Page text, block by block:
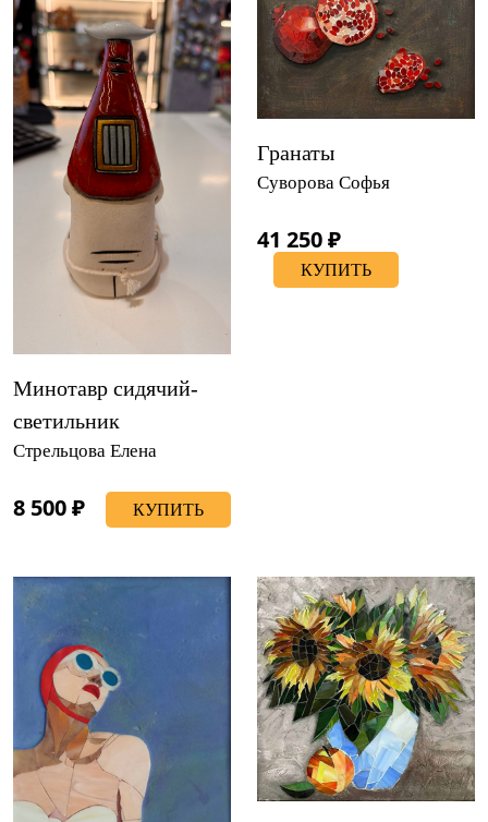
Минотавр сидячий-
светильник
Стрельцова Елена
8 500 ₽ КУПИТЬ
Гранаты
Суворова Софья
41 250 ₽
КУПИТЬ